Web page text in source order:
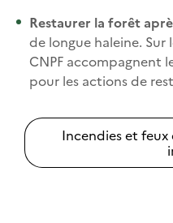
Restaurer la forêt
de longue haleine. Sur
CNPF accompagnent
pour les actions de
Incendies et